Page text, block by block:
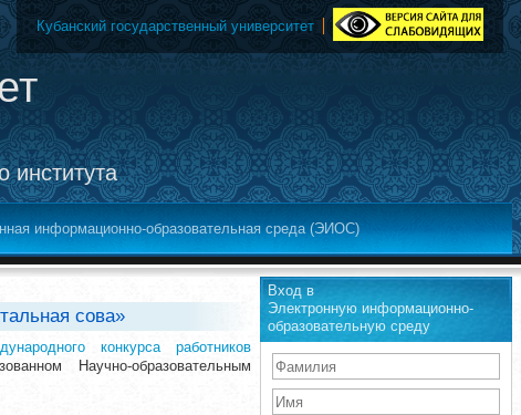
института
Кубанский государственный университет
информационно-образовательная среда (ЭИОС)
сова»
конкурса работников
Научно-образовательным
Вход в
Электронную информационно-
образовательную среду